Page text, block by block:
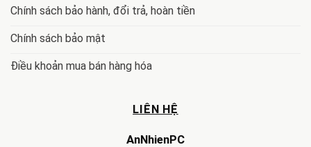
Chính sách bảo hành, đổi trả, hoàn tiền
Chính sách bảo mật
Điều khoản mua bán hàng hóa
LIÊN HỆ
AnNhienPC